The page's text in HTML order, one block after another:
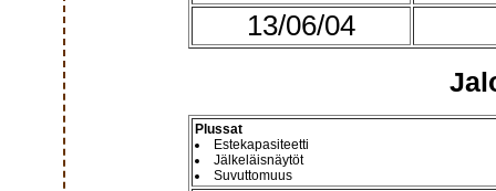
13/06/04
Plussat
Estekapasiteetti
Jälkeläisnäytöt
Suvuttomuus